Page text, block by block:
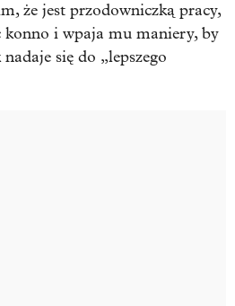
że jest przodowniczką pracy,
konno i wpaja mu maniery, by
się do „lepszego